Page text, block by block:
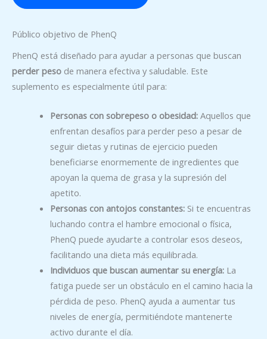
Público objetivo de PhenQ
PhenQ está diseñado para ayudar a personas que buscan
perder peso de manera efectiva y saludable. Este
suplemento es especialmente útil para:
Personas con sobrepeso o obesidad:Aquellos que
enfrentan desafíos para perder peso a pesar de
seguir dietas y rutinas de ejercicio pueden
beneficiarse enormemente de ingredientes que
apoyan la quema de grasa y la supresión del
apetito.
Personas con antojos constantes:Si te encuentras
luchando contra el hambre emocional o física,
PhenQ puede ayudarte a controlar esos deseos,
facilitando una dieta más equilibrada.
Individuos que buscan aumentar su energía:La
fatiga puede ser un obstáculo en el camino hacia la
pérdida de peso. PhenQ ayuda a aumentar tus
niveles de energía, permitiéndote mantenerte
activo durante el día.